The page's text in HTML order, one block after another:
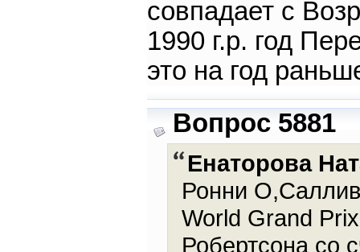
совпадает с
1990 г.р. год
это на год
Вопрос 5881
Енаторова
Ронни
World Grand
Робертсона со